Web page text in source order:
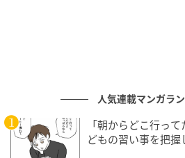
終わりにはしません。「どうす
静かに考える時間を持つでしょ
い工夫や発想を生み出します。
人気連載マンガラ
「朝からどこ行っ
どもの習い事を把握